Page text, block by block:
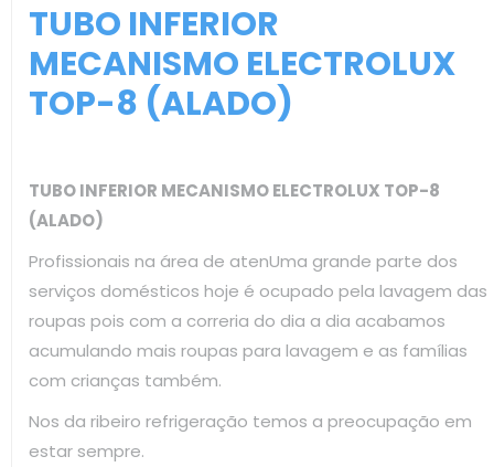
TUBO INFERIOR
MECANISMO ELECTROLUX
TOP-8 (ALADO)
TUBO INFERIOR MECANISMO ELECTROLUX TOP-8
(ALADO)
Profissionais na área de atenUma grande parte dos
serviços domésticos hoje é ocupado pela lavagem das
roupas pois com a correria do dia a dia acabamos
acumulando mais roupas para lavagem e as famílias
com crianças também.
Nos da ribeiro refrigeração temos a preocupação em
estar sempre.